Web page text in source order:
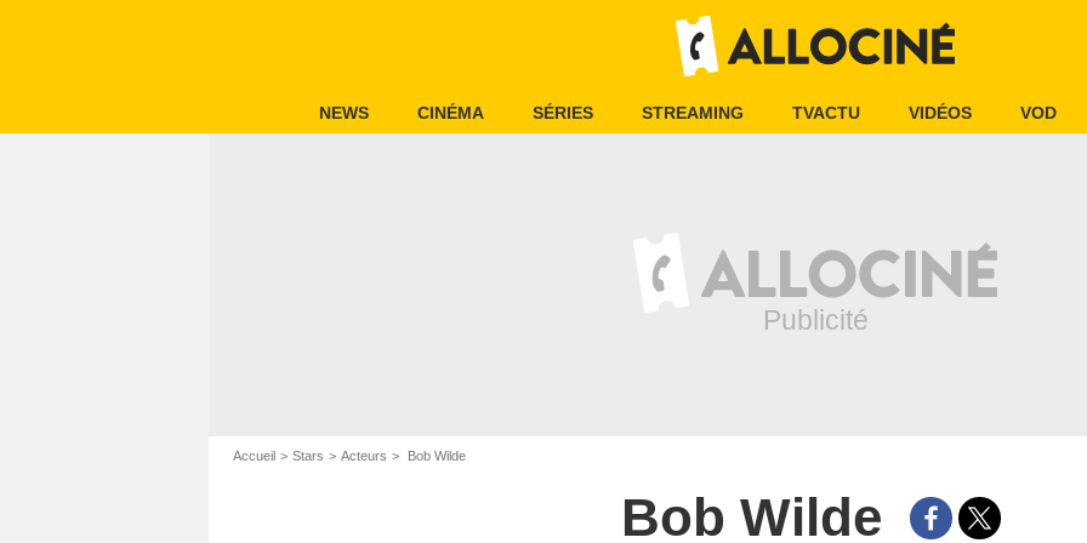
NEWS CINÉMA SÉRIES STREAMING TVACTU VIDÉOS VOD
Accueil Stars Acteurs Bob Wilde
Bob Wilde